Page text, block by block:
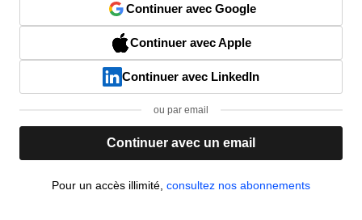
Continuer avec Google
Continuer avec Apple
Continuer avec LinkedIn
ou par email
Continuer avec un email
Pour un accès illimité, consultez nos abonnements